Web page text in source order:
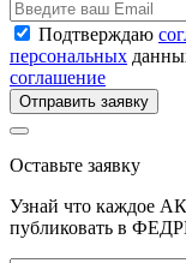
Подтверждаю
персональных
соглашение
Отправить заявку
Оставьте заявку
Узнай что
публиковать в